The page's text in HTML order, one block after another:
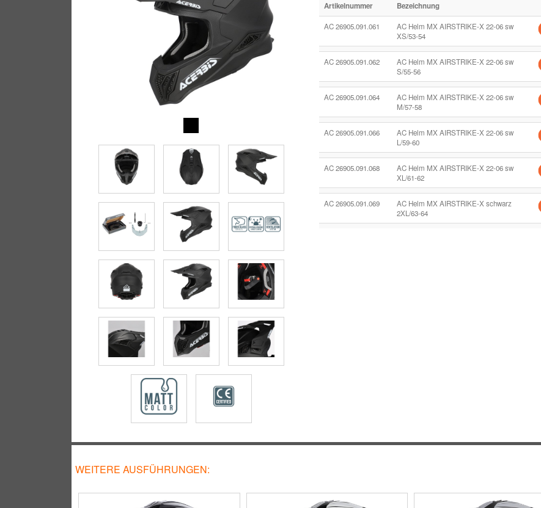
Artikelnummer Bezeichnung
AC 26905.091.061
AC Helm MX AIRSTRIKE-X 22-06 sw
XS/53-54
AC 26905.091.062
AC Helm MX AIRSTRIKE-X 22-06 sw
S/55-56
AC 26905.091.064
AC Helm MX AIRSTRIKE-X 22-06 sw
M/57-58
AC 26905.091.066
AC Helm MX AIRSTRIKE-X 22-06 sw
L/59-60
AC 26905.091.068
AC Helm MX AIRSTRIKE-X 22-06 sw
XL/61-62
AC 26905.091.069
AC Helm MX AIRSTRIKE-X schwarz
2XL/63-64
WEITERE AUSFÜHRUNGEN: